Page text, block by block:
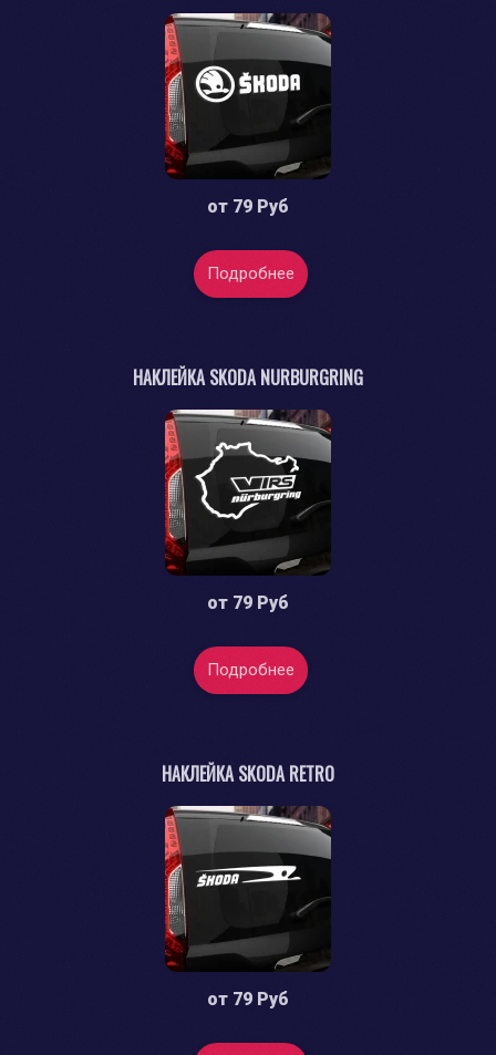
от 79 Руб
Подробнее
НАКЛЕЙКА SKODA NURBURGRING
от 79 Руб
Подробнее
НАКЛЕЙКА SKODA RETRO
от 79 Руб